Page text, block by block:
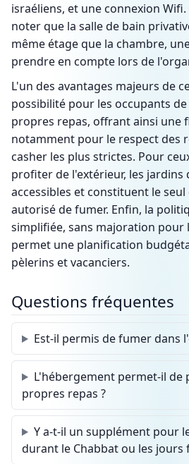
israéliens, et une connexion
noter que la salle de bain
même étage que la chambre,
prendre en compte lors de
L'un des avantages majeurs de
possibilité pour les occupants
propres repas, offrant ainsi une
notamment pour le respect des
casher les plus strictes. Pour
profiter de l'extérieur, les
accessibles et constituent le seul
autorisé de fumer. Enfin, la
simplifiée, sans majoration pour
permet une planification
pèlerins et vacanciers.
Questions fréquentes
Est-il permis de fumer dans
L'hébergement permet-il de
propres repas ?
Y a-t-il un supplément pour
durant le Chabbat ou les jours